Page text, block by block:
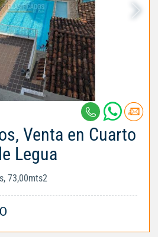
Venta en Cuarto
Legua
73,00mts2